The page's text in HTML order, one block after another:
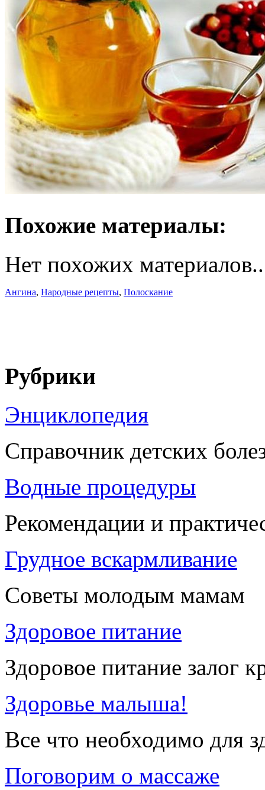
Похожие материалы:
Нет похожих
Ангина, Народные рецепты, Полоскание
Рубрики
Энциклопедия
Справочник детских
Водные процедуры
Рекомендации и
Грудное вскармливание
Советы молодым мамам
Здоровое питание
Здоровое питание залог
Здоровье малыша!
Все что необходимо для
Поговорим о массаже